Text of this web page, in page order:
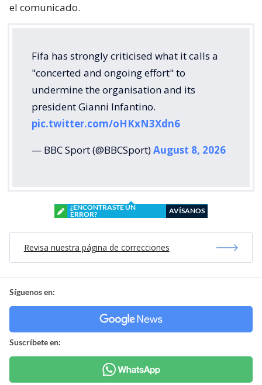
el comunicado.
Fifa has strongly criticised what it calls a
"concerted and ongoing effort" to
undermine the organisation and its
president Gianni Infantino.
pic.twitter.com/oHKxN3Xdn6
— BBC Sport (@BBCSport)August 8, 2026
¿ENCONTRASTE UN
ERROR?
AVÍSANOS
Revisa nuestra página de correcciones
Síguenos en:
Suscríbete en: